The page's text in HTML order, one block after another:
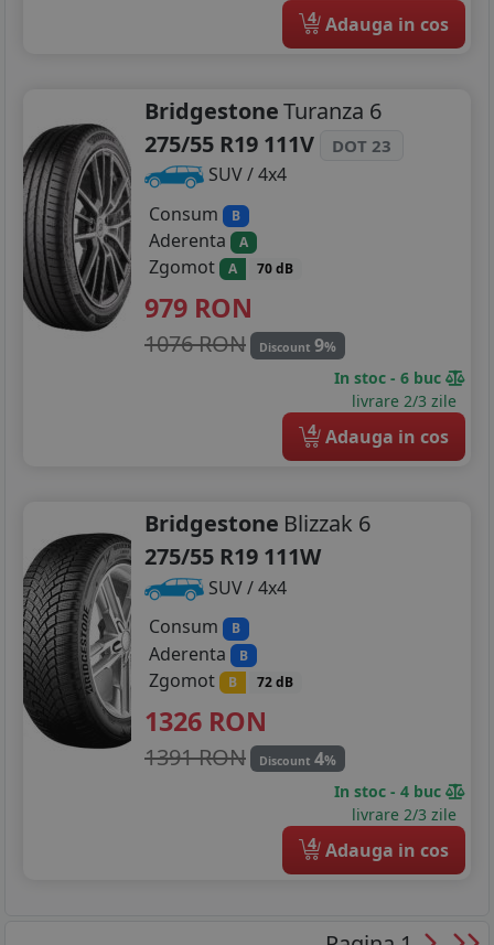
4 Adauga in cos
BridgestoneTuranza 6
275/55 R19 111V
DOT 23
SUV / 4x4
Consum
B
Aderenta A
Zgomot A 70 dB
979 RON
1076 RON Discount 9%
In stoc - 6 buc
livrare 2/3 zile
4 Adauga in cos
Bridgestone Blizzak 6
275/55 R19 111W
SUV / 4x4
Consum
B
Aderenta B
Zgomot B 72 dB
1326 RON
1391 RON Discount 4%
In stoc - 4 buc
livrare 2/3 zile
4 Adauga in cos